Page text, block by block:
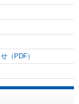
（PDF）